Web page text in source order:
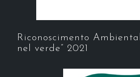
Riconoscimento
nel verde” 2021